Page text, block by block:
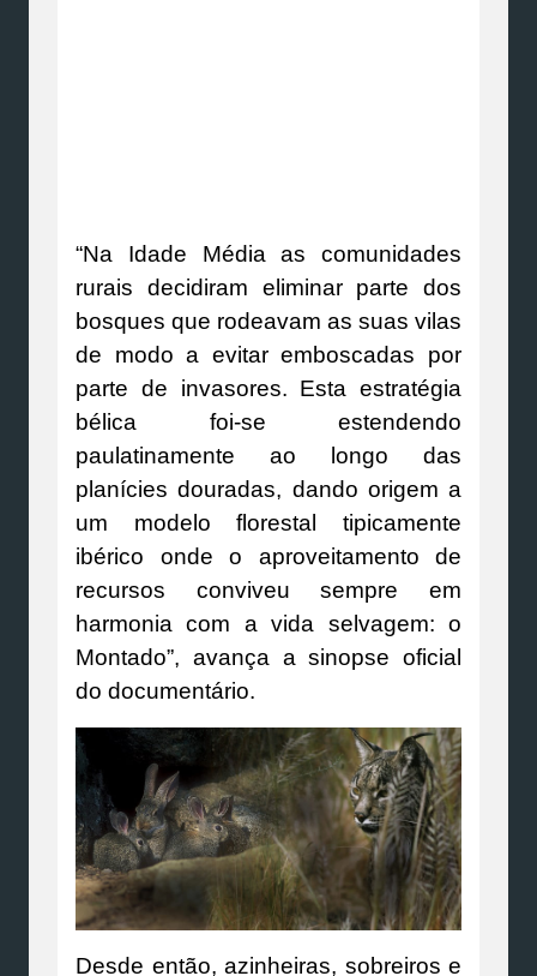
“Na Idade Média as comunidades
rurais decidiram eliminar parte dos
bosques que rodeavam as suas vilas
de modo a evitar emboscadas por
parte de invasores. Esta estratégia
bélica foi-se estendendo
paulatinamente ao longo das
planícies douradas, dando origem a
um modelo florestal tipicamente
ibérico onde o aproveitamento de
recursos conviveu sempre em
harmonia com a vida selvagem: o
Montado”, avança a sinopse oficial
do documentário.
Desde então, azinheiras, sobreiros e